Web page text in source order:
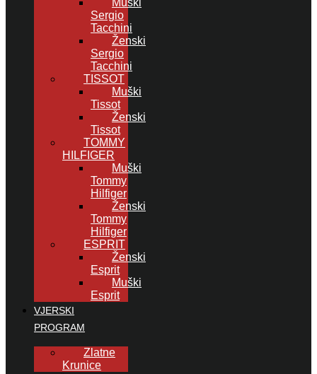
Muški
Sergio
Tacchini
Ženski
Sergio
Tacchini
TISSOT
Muški
Tissot
Ženski
Tissot
TOMMY
HILFIGER
Muški
Tommy
Hilfiger
Ženski
Tommy
Hilfiger
ESPRIT
Ženski
Esprit
Muški
Esprit
VJERSKI
PROGRAM
Zlatne
Krunice